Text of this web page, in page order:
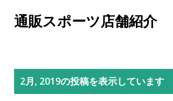
スキップしてメイン コンテン
通販スポーツ店舗紹介
2月, 2019の投稿を表示しています